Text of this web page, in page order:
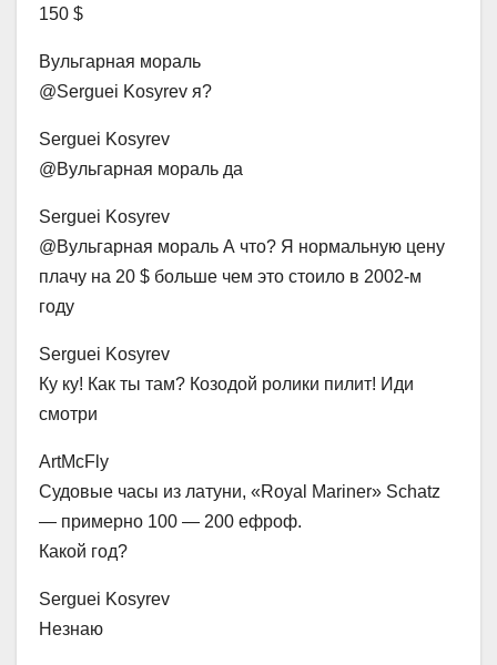
150 $
Вульгарная мораль
@Serguei Kosyrev я?
Serguei Kosyrev
@Вульгарная мораль да
Serguei Kosyrev
@Вульгарная мораль А что? Я нормальную цену
плачу на 20 $ больше чем это стоило в 2002-м
году
Serguei Kosyrev
Ку ку! Как ты там? Козодой ролики пилит! Иди
смотри
ArtMcFly
Судовые часы из латуни, «Royal Mariner» Schatz
— примерно 100 — 200 ефроф.
Какой год?
Serguei Kosyrev
Незнаю